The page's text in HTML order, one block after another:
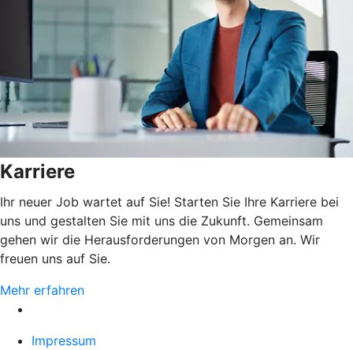
Karriere
Ihr neuer Job wartet auf Sie! Starten Sie Ihre Karriere bei
uns und gestalten Sie mit uns die Zukunft. Gemeinsam
gehen wir die Herausforderungen von Morgen an. Wir
freuen uns auf Sie.
Mehr erfahren
Impressum